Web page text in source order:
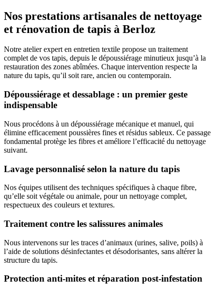
Nos prestations artisanales de nettoyage
et rénovation de tapis à Berloz
Notre atelier expert en entretien textile propose un traitement
complet de vos tapis, depuis le dépoussiérage minutieux jusqu’à la
restauration des zones abîmées. Chaque intervention respecte la
nature du tapis, qu’il soit rare, ancien ou contemporain.
Dépoussiérage et dessablage : un premier geste
indispensable
Nous procédons à un dépoussiérage mécanique et manuel, qui
élimine efficacement poussières fines et résidus sableux. Ce passage
fondamental protège les fibres et améliore l’efficacité du nettoyage
suivant.
Lavage personnalisé selon la nature du tapis
Nos équipes utilisent des techniques spécifiques à chaque fibre,
qu’elle soit végétale ou animale, pour un nettoyage complet,
respectueux des couleurs et textures.
Traitement contre les salissures animales
Nous intervenons sur les traces d’animaux (urines, salive, poils) à
l’aide de solutions désinfectantes et désodorisantes, sans altérer la
structure du tapis.
Protection anti-mites et réparation post-infestation